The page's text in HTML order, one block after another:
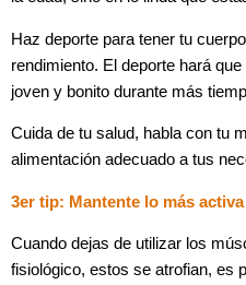
Haz deporte para tener tu
rendimiento. El deporte hará
joven y bonito durante más
Cuida de tu salud, habla con tu
alimentación adecuado a tus
3er tip: Mantente lo más
Cuando dejas de utilizar los
fisiológico, estos se atrofian, es